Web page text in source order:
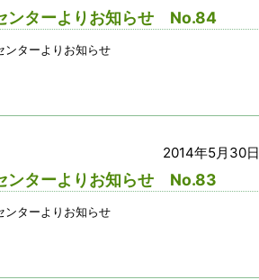
ンターよりお知らせ No.84
ンターよりお知らせ
2014年5月30日
ンターよりお知らせ No.83
ンターよりお知らせ